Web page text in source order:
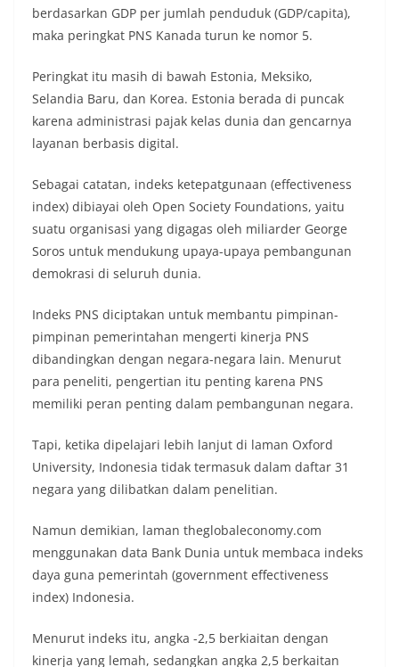
berdasarkan GDP per jumlah penduduk (GDP/capita),
maka peringkat PNS Kanada turun ke nomor 5.
Peringkat itu masih di bawah Estonia, Meksiko,
Selandia Baru, dan Korea. Estonia berada di puncak
karena administrasi pajak kelas dunia dan gencarnya
layanan berbasis digital.
Sebagai catatan, indeks ketepatgunaan (effectiveness
index) dibiayai oleh Open Society Foundations, yaitu
suatu organisasi yang digagas oleh miliarder George
Soros untuk mendukung upaya-upaya pembangunan
demokrasi di seluruh dunia.
Indeks PNS diciptakan untuk membantu pimpinan-
pimpinan pemerintahan mengerti kinerja PNS
dibandingkan dengan negara-negara lain. Menurut
para peneliti, pengertian itu penting karena PNS
memiliki peran penting dalam pembangunan negara.
Tapi, ketika dipelajari lebih lanjut di laman Oxford
University, Indonesia tidak termasuk dalam daftar 31
negara yang dilibatkan dalam penelitian.
Namun demikian, laman theglobaleconomy.com
menggunakan data Bank Dunia untuk membaca indeks
daya guna pemerintah (government effectiveness
index) Indonesia.
Menurut indeks itu, angka -2,5 berkiaitan dengan
kinerja yang lemah, sedangkan angka 2,5 berkaitan